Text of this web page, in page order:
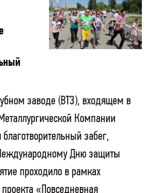
заводе (ВТЗ), входящем в
Компании
забег,
Дню защиты
проходило в рамках
«Повседневная